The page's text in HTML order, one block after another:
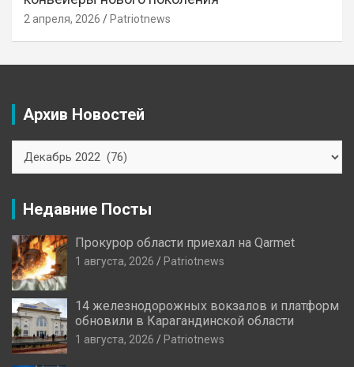
2 апреля, 2026 Patriotnews
Архив Новостей
Новостей
Недавние Посты
Прокурор области приехал на Qarmet
1 августа, 2026 Patriotnews
14 железнодорожных вокзалов и платформ
обновили в Карагандинской области
1 августа, 2026 Patriotnews